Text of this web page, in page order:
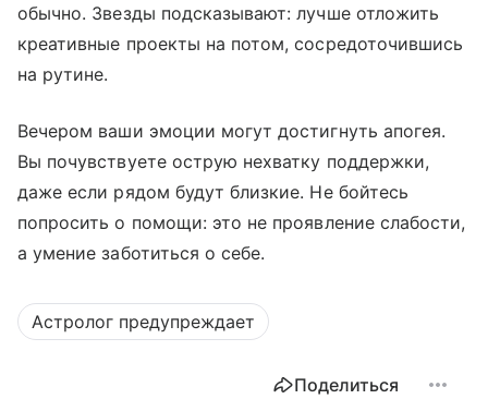
обычно. Звезды подсказывают: лучше отложить
креативные проекты на потом, сосредоточившись
на рутине.
Вечером ваши эмоции могут достигнуть апогея.
Вы почувствуете острую нехватку поддержки,
даже если рядом будут близкие. Не бойтесь
попросить о помощи: это не проявление слабости,
а умение заботиться о себе.
Астролог предупреждает
Поделиться